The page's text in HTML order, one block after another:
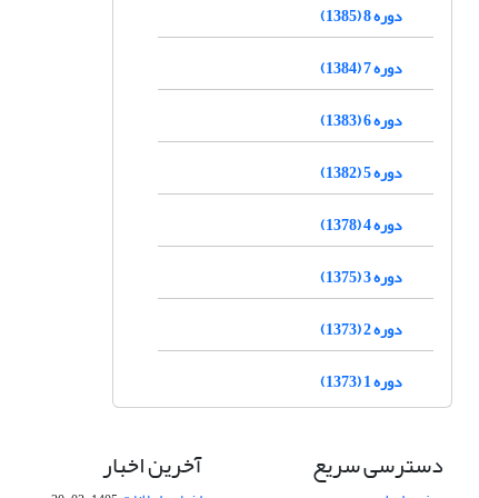
دوره 8 (1385)
دوره 7 (1384)
دوره 6 (1383)
دوره 5 (1382)
دوره 4 (1378)
دوره 3 (1375)
دوره 2 (1373)
دوره 1 (1373)
دسترسی سریع آخرین اخبار